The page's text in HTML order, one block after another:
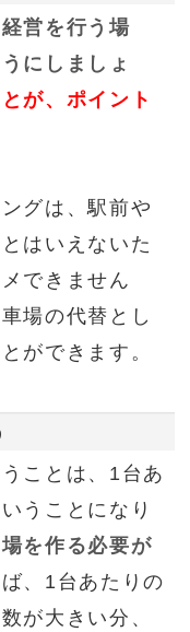
営を行う場
にしましょ
が、ポイント
グは、駅前や
はいえないた
できません
場の代替とし
ができます。
ことは、1台あ
うことになり
を作る必要が
、1台あたりの
が大きい分、